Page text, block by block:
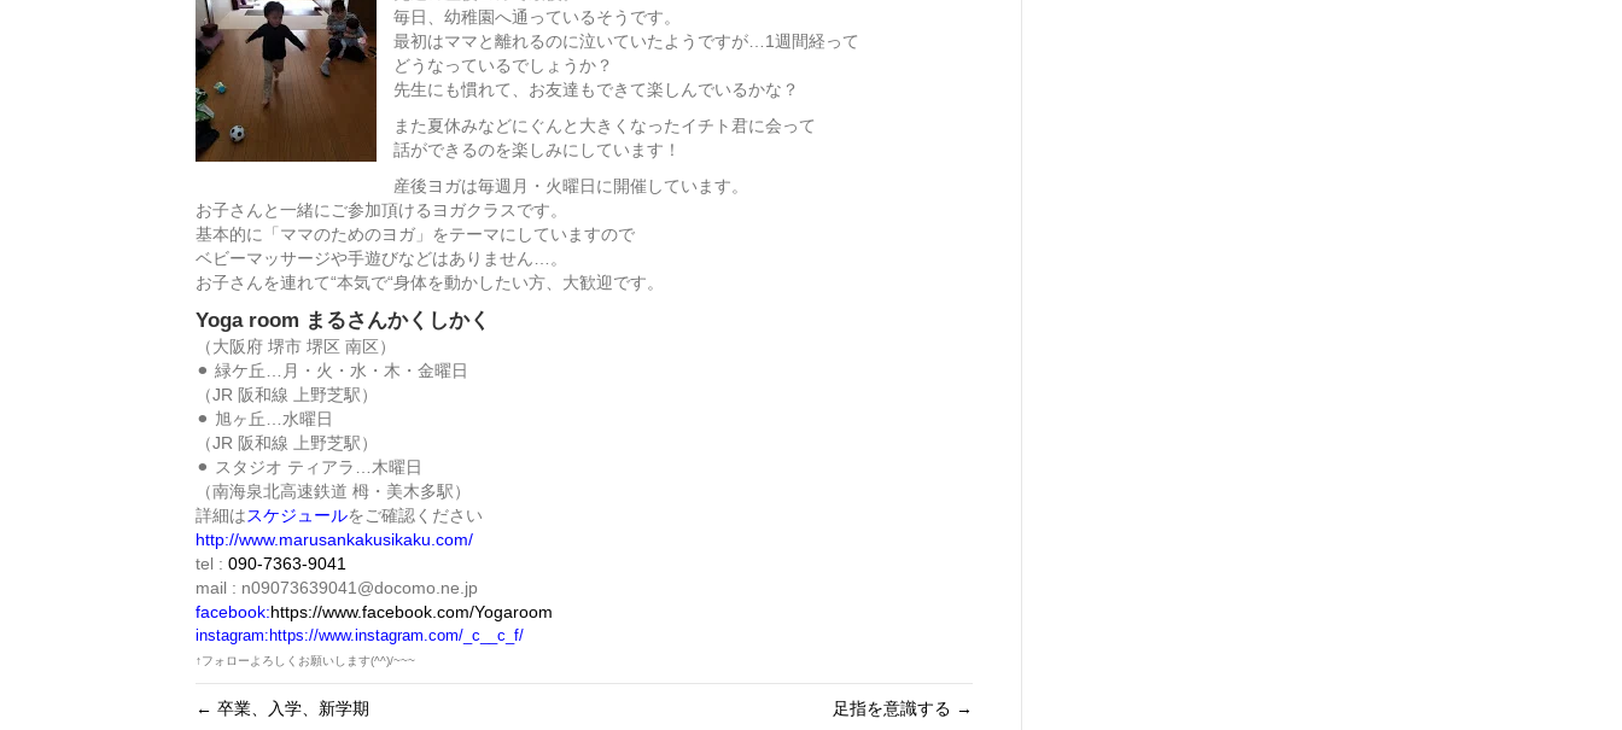
毎日、幼稚園へ通っているそうです。
最初はママと離れるのに泣いていたようですが…1週間経って
どうなっているでしょうか？
先生にも慣れて、お友達もできて楽しんでいるかな？
また夏休みなどにぐんと大きくなったイチト君に会って
話ができるのを楽しみにしています！
産後ヨガは毎週月・火曜日に開催しています。
お子さんと一緒にご参加頂けるヨガクラスです。
基本的に「ママのためのヨガ」をテーマにしていますので
ベビーマッサージや手遊びなどはありません…。
お子さんを連れて“本気で“身体を動かしたい方、大歓迎です。
Yoga room まるさんかくしかく
（大阪府 堺市 堺区 南区）
⚫︎ 緑ケ丘…月・火・水・木・金曜日
（JR 阪和線 上野芝駅）
⚫︎ 旭ヶ丘…水曜日
（JR 阪和線 上野芝駅）
⚫︎ スタジオ ティアラ…木曜日
（南海泉北高速鉄道 栂・美木多駅）
詳細はスケジュールをご確認ください
http://www.marusankakusikaku.com/
tel : 090-7363-9041
mail : n09073639041@docomo.ne.jp
facebook:https://www.facebook.com/Yogaroom
instagram: https://www.instagram.com/_c__c_f/
↑フォローよろしくお願いします(^^)/~~~
← 卒業、入学、新学期 足指を意識する →